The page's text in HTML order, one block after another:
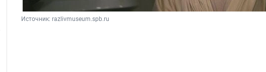
Источник: razlivmuseum.spb.ru